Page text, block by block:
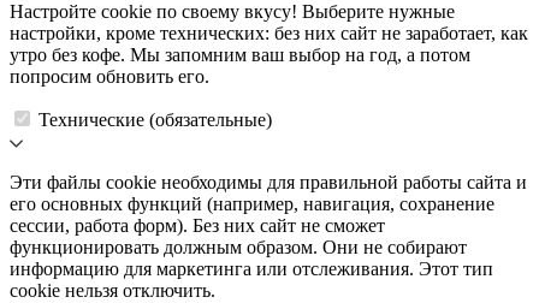
Настройте cookie по своему вкусу! Выберите нужные
настройки, кроме технических: без них сайт не заработает, как
утро без кофе. Мы запомним ваш выбор на год, а потом
попросим обновить его.
Технические (обязательные)
Эти файлы cookie необходимы для правильной работы сайта и
его основных функций (например, навигация, сохранение
сессии, работа форм). Без них сайт не сможет
функционировать должным образом. Они не собирают
информацию для маркетинга или отслеживания. Этот тип
cookie нельзя отключить.